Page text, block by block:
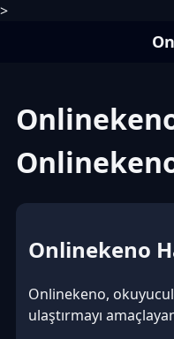
>
Onlinekeno
Onlinekeno,
ulaştırmayı